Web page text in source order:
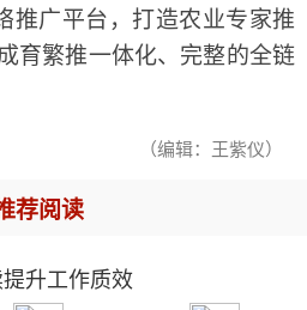
推广平台，打造农业专家推
育繁推一体化、完整的全链
（编辑：王紫仪）
荐阅读
升工作质效